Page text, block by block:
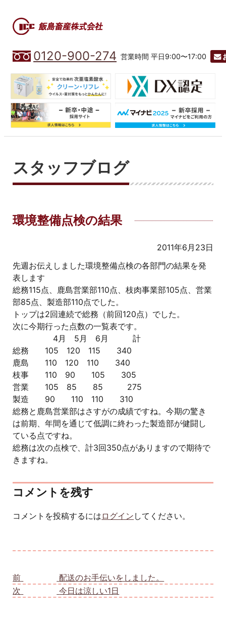
0120-900-274 営業時間 平日9:00〜17:00
スタッフブログ
環境整備点検の結果
2011年6月23日
先週お伝えしました環境整備点検の各部門の結果を発
表します
総務115点、鹿島営業部110点、枝肉事業部105点、営業
部85点、製造部110点でした。
トップは2回連続で総務（前回120点）でした。
次に今期行った点数の一覧表です。
4月 5月 6月 計
総務 105 120 115 340
鹿島 110 120 110 340
枝事 110 90 105 305
営業 105 85 85 275
製造 90 110 110 310
総務と鹿島営業部はさすがの成績ですね。今期の驚き
は前期、年間を通じて低調に終わった製造部が健闘し
ている点ですね。
総務は次の点検で、計3回350点がありますので期待で
きますね。
コメントを残す
コメントを投稿するには ログイン してください。
前
配送のお手伝いをしました。
次
今日は涼しい1日